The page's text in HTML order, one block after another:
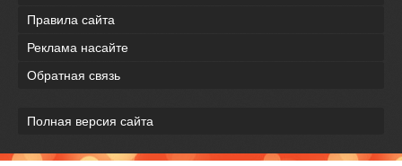
Правила сайта
Реклама насайте
Обратная связь
Полная версия сайта